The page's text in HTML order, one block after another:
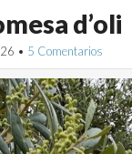
d’oli
• 5 Comentarios